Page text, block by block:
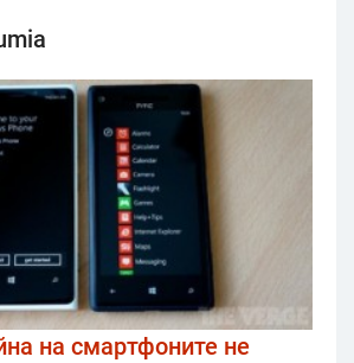
на смартфоните не